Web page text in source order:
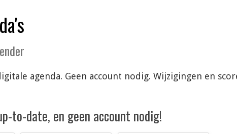
agenda. Geen account nodig. Wijzigingen en
to-date, en geen account nodig!